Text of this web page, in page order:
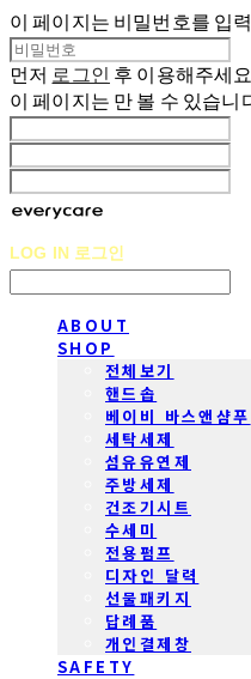
이 페이지는 비밀번호를 입
먼저 로그인 후 이용해주세
이 페이지는 만 볼 수 있습니
LOG IN 로그인
ABOUT
SHOP
전체보기
핸드솝
베이비 바스앤샴푸
세탁세제
섬유유연제
주방세제
건조기시트
수세미
전용펌프
디자인 달력
선물패키지
답례품
개인결제창
SAFETY